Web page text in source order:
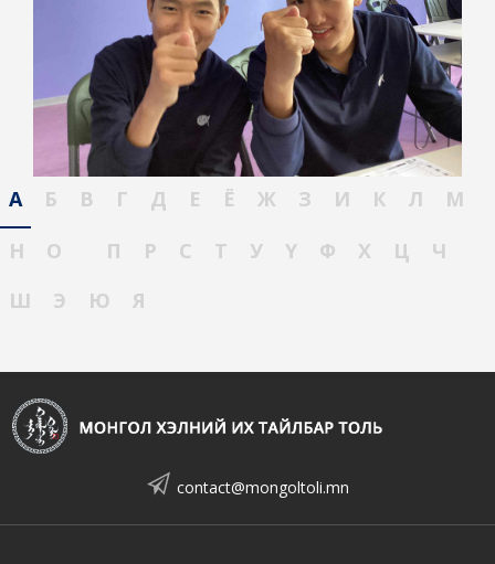
А Б В Г Д Е Ё Ж З И К Л
М
Н
О П Р С Т У Ү Ф Х Ц
Ч
Ш
Э Ю Я
contact@mongoltoli.mn